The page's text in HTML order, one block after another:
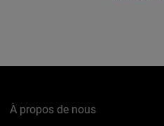
À propos de nous